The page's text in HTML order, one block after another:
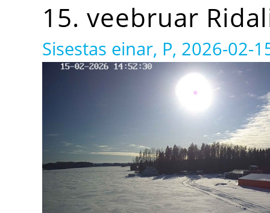
15. veebruar
Sisestas einar, P, 2026-02-